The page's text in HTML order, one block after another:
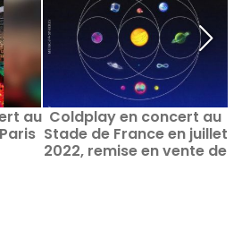
au Coldplay en concert au
Stade de France en juillet
2022, remise en vente de